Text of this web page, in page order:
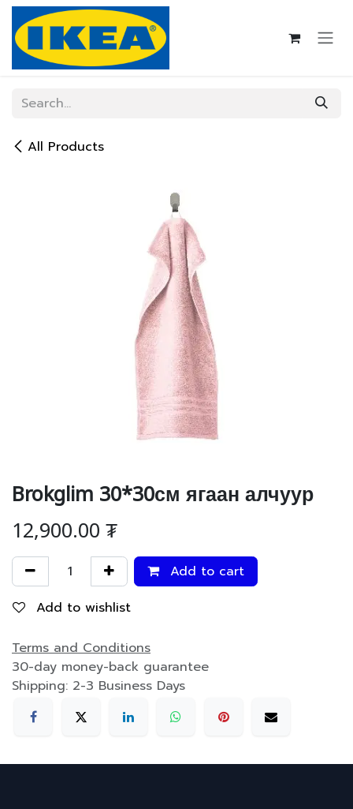
Skip to Content
All Products
Brokglim 30*30см ягаан алчуур
12,900.00₮
Add to cart
Add to wishlist
Terms and Conditions
30-day money-back guarantee
Shipping: 2-3 Business Days